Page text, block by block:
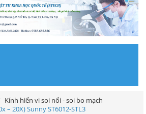
Kính hiển vi soi nổi - soi bo mạch
– 20X) Sunny ST6012-STL3